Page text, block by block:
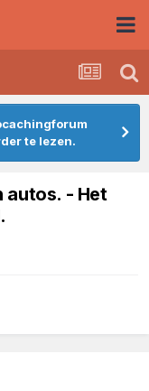
te lezen.
autos. - Het